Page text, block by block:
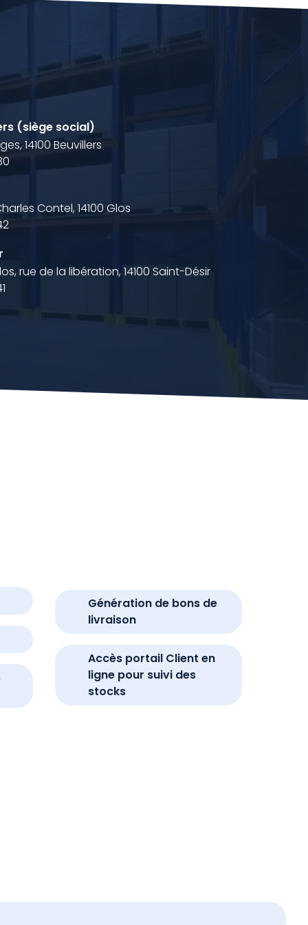
(siège social)
14100 Beuvillers
Contel, 14100 Glos
rue de la libération, 14100 Saint-Désir
Génération de bons de
livraison
Accès portail Client en
ligne pour suivi des
stocks